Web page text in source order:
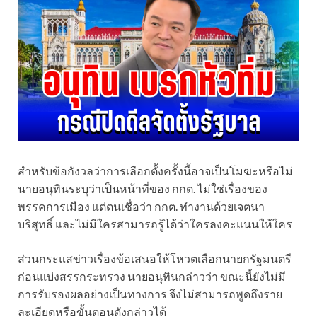
สำหรับข้อกังวลว่าการเลือกตั้งครั้งนี้อาจเป็นโมฆะหรือไม่
นายอนุทินระบุว่าเป็นหน้าที่ของ กกต. ไม่ใช่เรื่องของ
พรรคการเมือง แต่ตนเชื่อว่า กกต. ทำงานด้วยเจตนา
บริสุทธิ์ และไม่มีใครสามารถรู้ได้ว่าใครลงคะแนนให้ใคร
ส่วนกระแสข่าวเรื่องข้อเสนอให้โหวตเลือกนายกรัฐมนตรี
ก่อนแบ่งสรรกระทรวง นายอนุทินกล่าวว่า ขณะนี้ยังไม่มี
การรับรองผลอย่างเป็นทางการ จึงไม่สามารถพูดถึงราย
ละเอียดหรือขั้นตอนดังกล่าวได้